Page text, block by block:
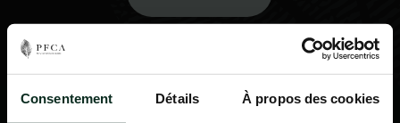
Consentement Détails À propos des cookies